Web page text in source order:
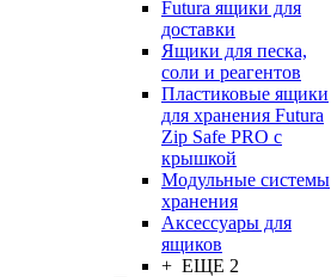
Futura ящики для
доставки
Ящики для песка,
соли и реагентов
Пластиковые ящики
для хранения Futura
Zip Safe PRO с
крышкой
Модульные системы
хранения
Аксессуары для
ящиков
+ ЕЩЕ 2